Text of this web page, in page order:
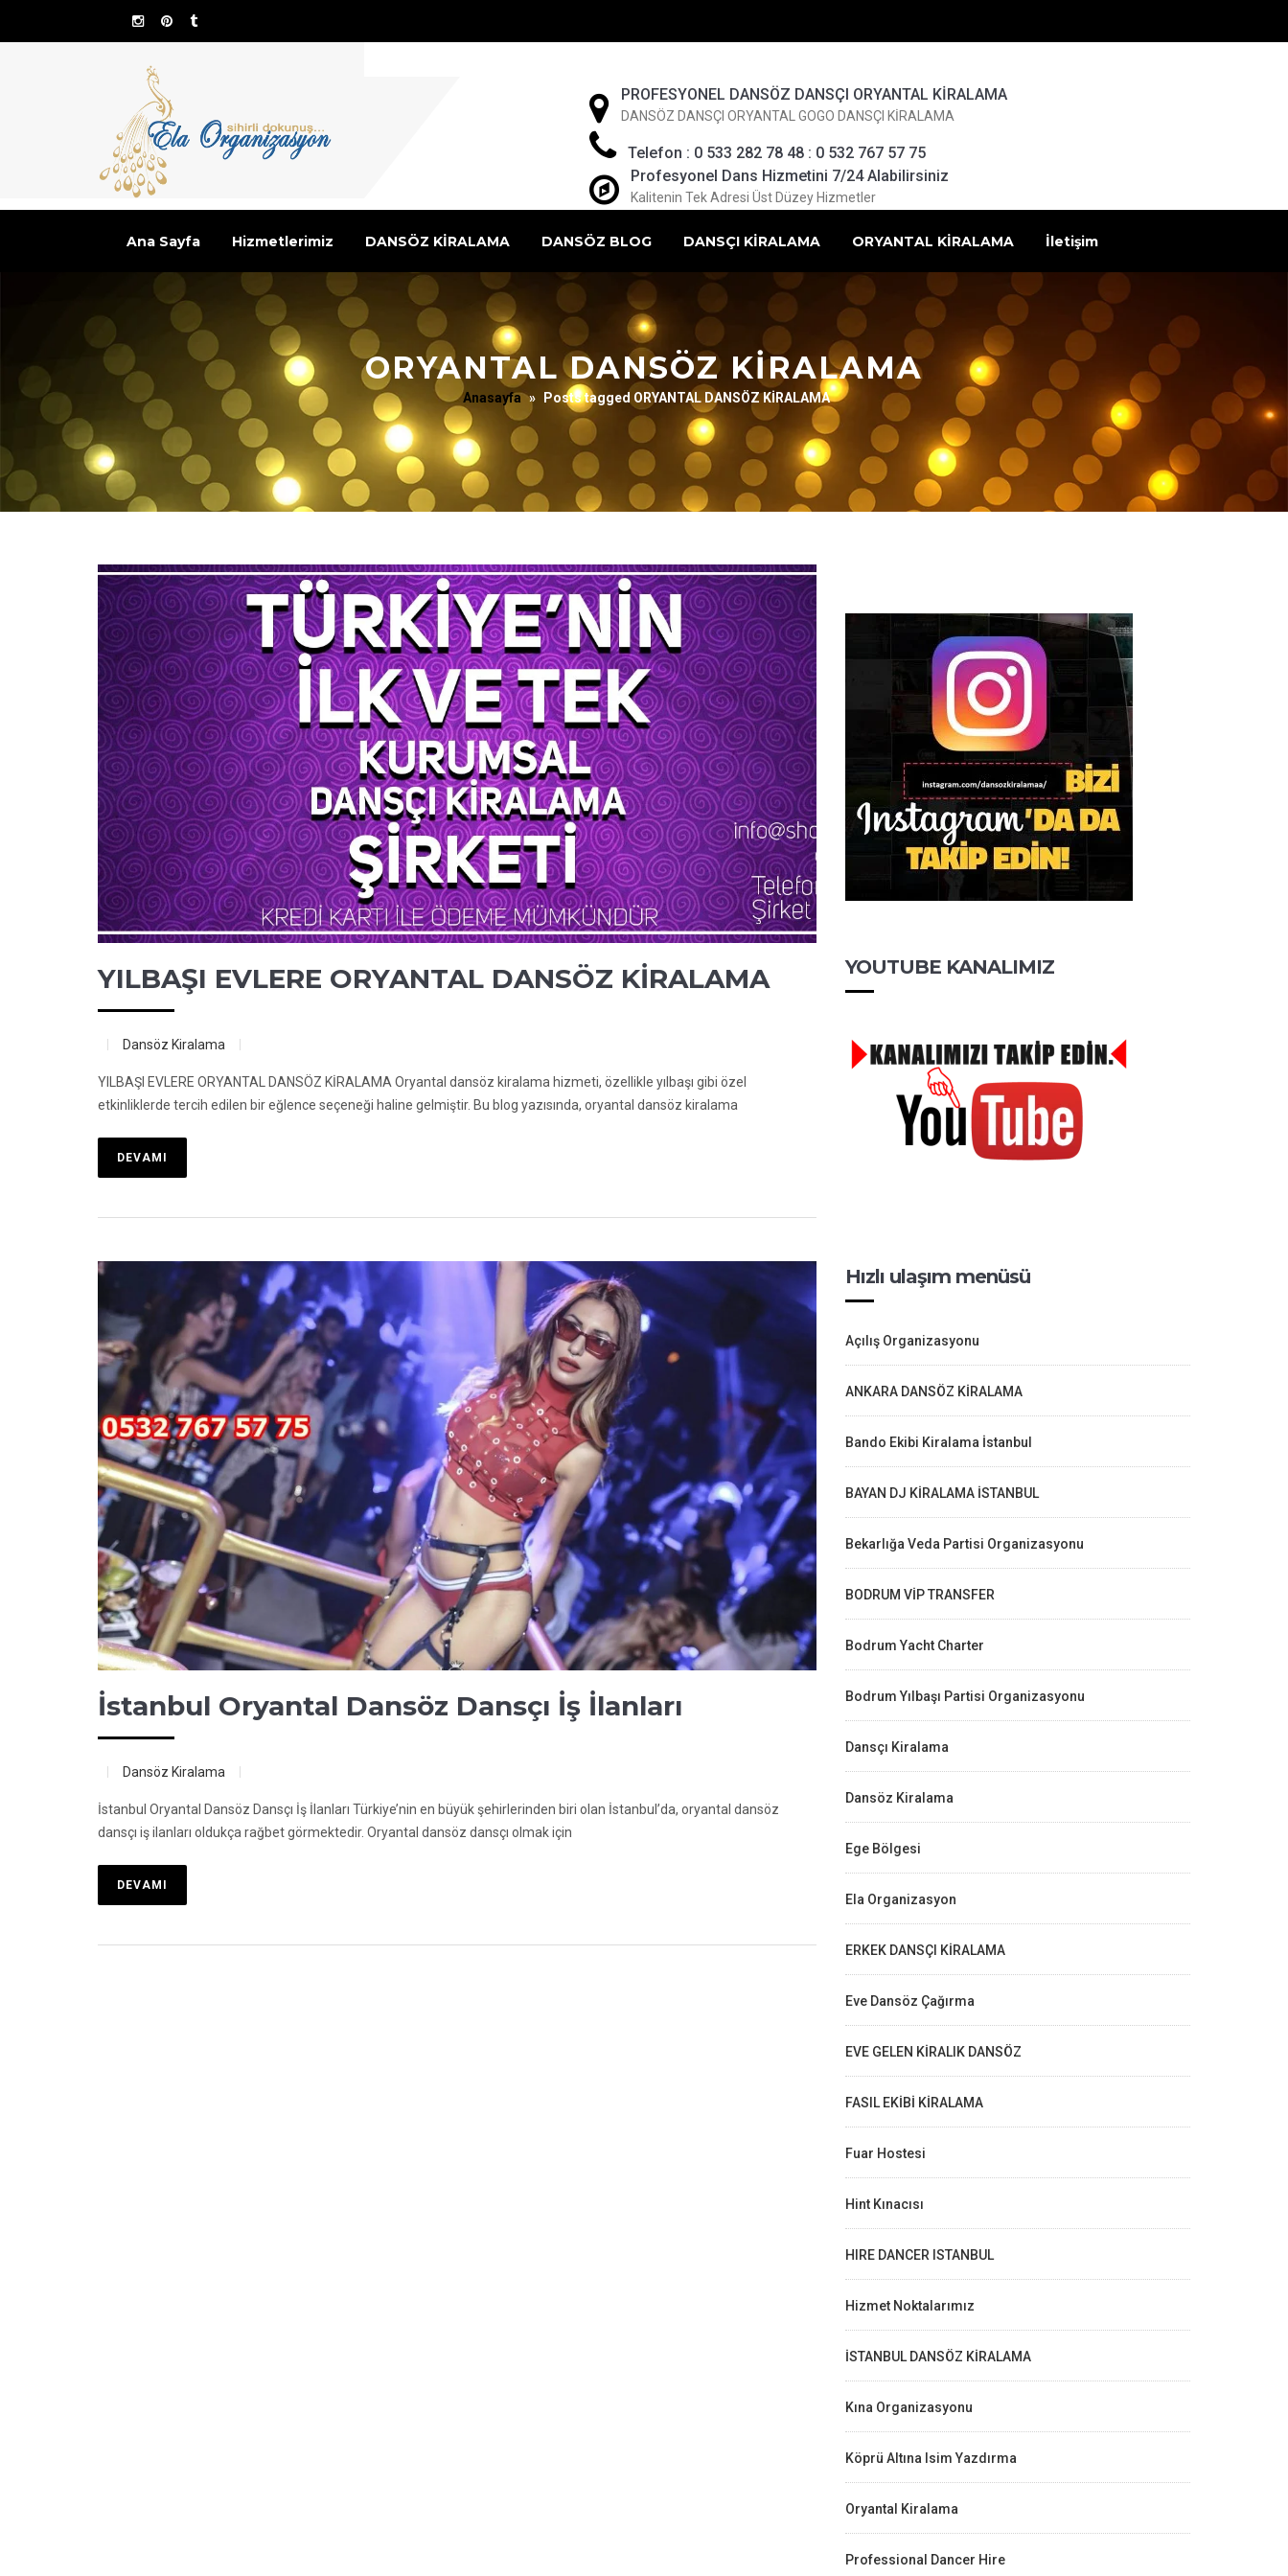
PROFESYONEL DANSÖZ DANSÇI ORYANTAL KİRALAMA
DANSÖZ DANSÇI ORYANTAL GOGO DANSÇI KİRALAMA
Telefon : 0 533 282 78 48 : 0 532 767 57 75
Profesyonel Dans Hizmetini 7/24 Alabilirsiniz
Kalitenin Tek Adresi Üst Düzey Hizmetler
Ana Sayfa Hizmetlerimiz DANSÖZ KİRALAMA DANSÖZ BLOG DANSÇI KİRALAMA ORYANTAL KİRALAMA İletişim
ORYANTAL DANSÖZ KİRALAMA
Anasayfa » Posts tagged ORYANTAL DANSÖZ KİRALAMA
YILBAŞI EVLERE ORYANTAL DANSÖZ KİRALAMA
Dansöz Kiralama
YILBAŞI EVLERE ORYANTAL DANSÖZ KİRALAMA Oryantal dansöz kiralama hizmeti, özellikle yılbaşı gibi özel
etkinliklerde tercih edilen bir eğlence seçeneği haline gelmiştir. Bu blog yazısında, oryantal dansöz kiralama
DEVAMI
İstanbul Oryantal Dansöz Dansçı İş İlanları
Dansöz Kiralama
İstanbul Oryantal Dansöz Dansçı İş İlanları Türkiye’nin en büyük şehirlerinden biri olan İstanbul’da, oryantal dansöz
dansçı iş ilanları oldukça rağbet görmektedir. Oryantal dansöz dansçı olmak için
DEVAMI
YOUTUBE KANALIMIZ
Hızlı ulaşım menüsü
Açılış Organizasyonu
ANKARA DANSÖZ KİRALAMA
Bando Ekibi Kiralama İstanbul
BAYAN DJ KİRALAMA İSTANBUL
Bekarlığa Veda Partisi Organizasyonu
BODRUM VİP TRANSFER
Bodrum Yacht Charter
Bodrum Yılbaşı Partisi Organizasyonu
Dansçı Kiralama
Dansöz Kiralama
Ege Bölgesi
Ela Organizasyon
ERKEK DANSÇI KİRALAMA
Eve Dansöz Çağırma
EVE GELEN KİRALIK DANSÖZ
FASIL EKİBİ KİRALAMA
Fuar Hostesi
Hint Kınacısı
HIRE DANCER ISTANBUL
Hizmet Noktalarımız
İSTANBUL DANSÖZ KİRALAMA
Kına Organizasyonu
Köprü Altına Isim Yazdırma
Oryantal Kiralama
Professional Dancer Hire